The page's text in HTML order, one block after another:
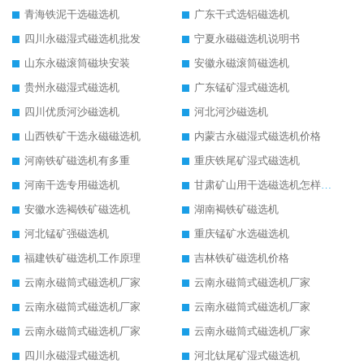
青海铁泥干选磁选机
广东干式选铝磁选机
四川永磁湿式磁选机批发
宁夏永磁磁选机说明书
山东永磁滚筒磁块安装
安徽永磁滚筒磁选机
贵州永磁湿式磁选机
广东锰矿湿式磁选机
四川优质河沙磁选机
河北河沙磁选机
山西铁矿干选永磁磁选机
内蒙古永磁湿式磁选机价格
河南铁矿磁选机有多重
重庆铁尾矿湿式磁选机
河南干选专用磁选机
安徽水选褐铁矿磁选机
湖南褐铁矿磁选机
河北锰矿强磁选机
重庆锰矿水选磁选机
福建铁矿磁选机工作原理
吉林铁矿磁选机价格
云南永磁筒式磁选机厂家
云南永磁筒式磁选机厂家
云南永磁筒式磁选机厂家
云南永磁筒式磁选机厂家
云南永磁筒式磁选机厂家
云南永磁筒式磁选机厂家
四川永磁湿式磁选机
河北钛尾矿湿式磁选机